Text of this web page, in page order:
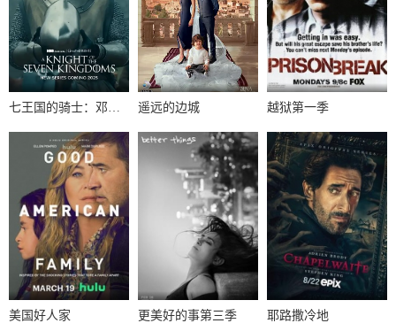
遥远的边城 越狱第一季
美国好人家 更美好的事第三季 耶路撒冷地